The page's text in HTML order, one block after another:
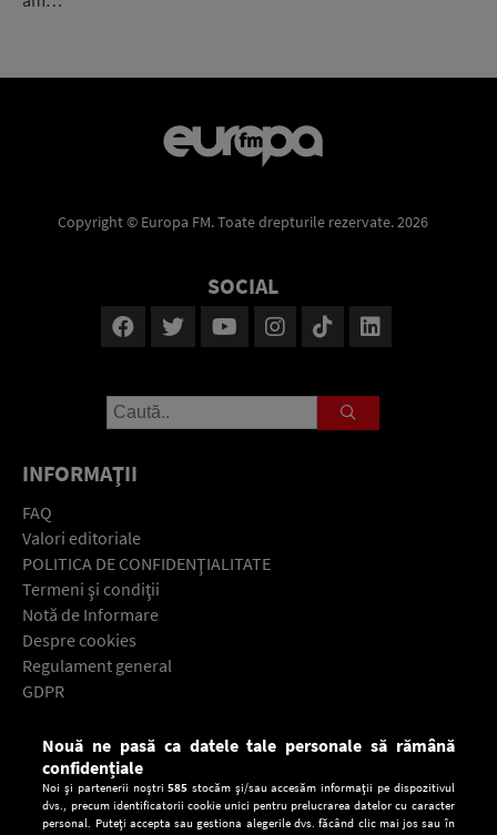
Copyright © Europa FM. Toate drepturile rezervate. 2026
SOCIAL
INFORMAŢII
FAQ
Valori editoriale
POLITICA DE CONFIDENŢIALITATE
Termeni şi condiţii
Notă de Informare
Despre cookies
Regulament general
GDPR
Descarcă gratuit aplicaţia Europa FM pentru smartphone:
Nouă ne pasă ca datele tale personale să rămână
confidențiale
Noi și partenerii noștri585 stocăm și/sau accesăm informații pe dispozitivul
dvs., precum identificatorii cookie unici pentru prelucrarea datelor cu caracter
personal. Puteți accepta sau gestiona alegerile dvs. făcând clic mai jos sau în